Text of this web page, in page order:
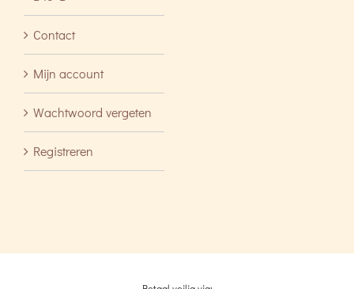
Contact
Mijn account
Wachtwoord vergeten
Registreren